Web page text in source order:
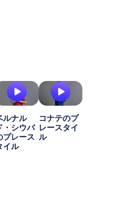
ルナル
・シウバ
プレース
イル
コナテのプ
レースタイ
ル